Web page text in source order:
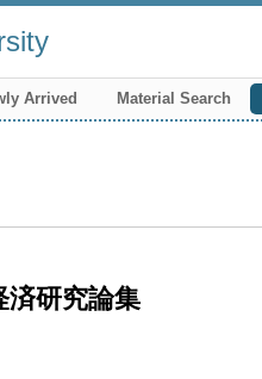
Arrived Material Search
済研究論集